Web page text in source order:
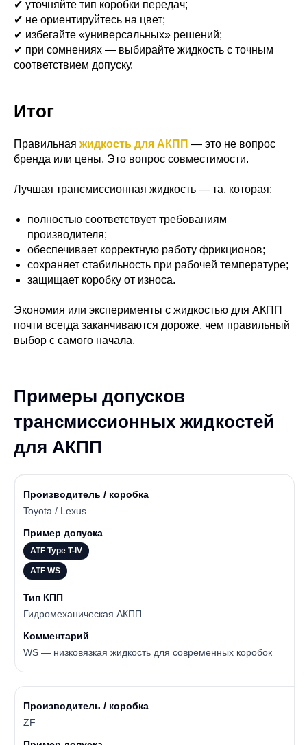
✔ уточняйте тип коробки передач;
✔ не ориентируйтесь на цвет;
✔ избегайте «универсальных» решений;
✔ при сомнениях — выбирайте жидкость с точным
соответствием допуску.
Итог
Правильная жидкость для АКПП — это не вопрос
бренда или цены. Это вопрос совместимости.
Лучшая трансмиссионная жидкость — та, которая:
полностью соответствует требованиям
производителя;
обеспечивает корректную работу фрикционов;
сохраняет стабильность при рабочей температуре;
защищает коробку от износа.
Экономия или эксперименты с жидкостью для АКПП
почти всегда заканчиваются дороже, чем правильный
выбор с самого начала.
Примеры допусков
трансмиссионных жидкостей
для АКПП
Toyota / Lexus
ATF Type T-IV
ATF WS
Гидромеханическая АКПП
WS — низковязкая жидкость для современных коробок
ZF